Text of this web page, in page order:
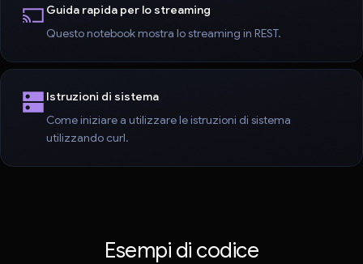
Guida rapida per lo streaming
Questo notebook mostra lo streaming in REST.
Istruzioni di sistema
Come iniziare a utilizzare le istruzioni di sistema
utilizzando curl.
Esempi di codice